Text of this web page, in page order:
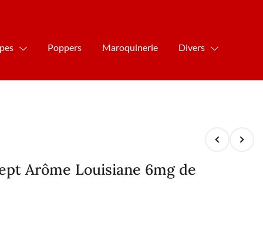
Poppers Maroquinerie Divers
Arôme Louisiane 6mg de